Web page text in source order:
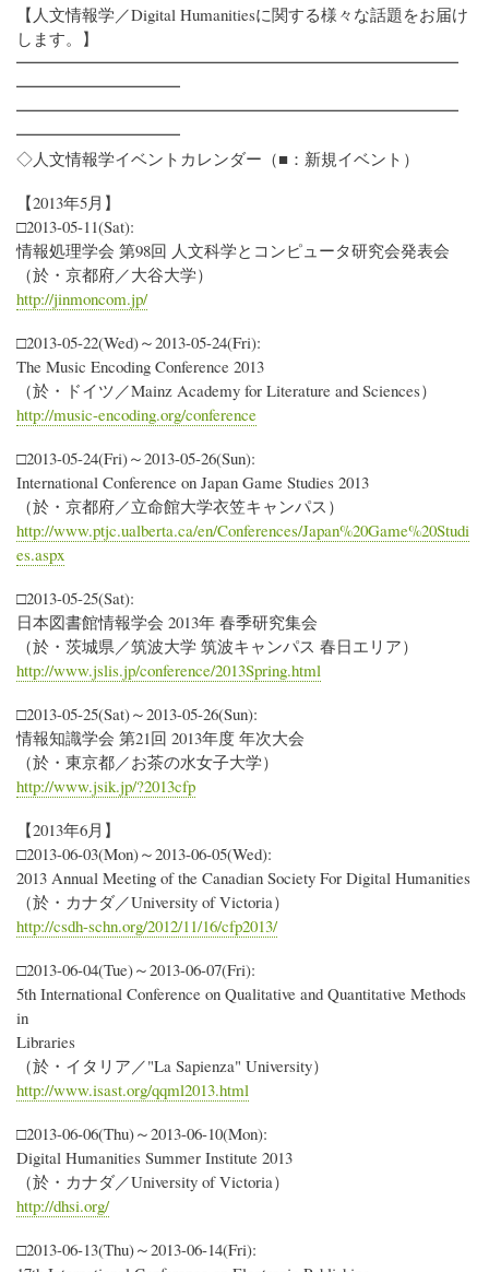
【人文情報学／Digital Humanitiesに関する様々な話題をお届け
します。】
━━━━━━━━━━━━━━━━━━━━━━━━━━━
━━━━━━━━━━
━━━━━━━━━━━━━━━━━━━━━━━━━━━
━━━━━━━━━━
◇人文情報学イベントカレンダー（■：新規イベント）
【2013年5月】
□2013-05-11(Sat):
情報処理学会 第98回 人文科学とコンピュータ研究会発表会
（於・京都府／大谷大学）
http://jinmoncom.jp/
□2013-05-22(Wed)～2013-05-24(Fri):
The Music Encoding Conference 2013
（於・ドイツ／Mainz Academy for Literature and Sciences）
http://music-encoding.org/conference
□2013-05-24(Fri)～2013-05-26(Sun):
International Conference on Japan Game Studies 2013
（於・京都府／立命館大学衣笠キャンパス）
http://www.ptjc.ualberta.ca/en/Conferences/Japan%20Game%20Studi
es.aspx
□2013-05-25(Sat):
日本図書館情報学会 2013年 春季研究集会
（於・茨城県／筑波大学 筑波キャンパス 春日エリア）
http://www.jslis.jp/conference/2013Spring.html
□2013-05-25(Sat)～2013-05-26(Sun):
情報知識学会 第21回 2013年度 年次大会
（於・東京都／お茶の水女子大学）
http://www.jsik.jp/?2013cfp
【2013年6月】
□2013-06-03(Mon)～2013-06-05(Wed):
2013 Annual Meeting of the Canadian Society For Digital Humanities
（於・カナダ／University of Victoria）
http://csdh-schn.org/2012/11/16/cfp2013/
□2013-06-04(Tue)～2013-06-07(Fri):
5th International Conference on Qualitative and Quantitative Methods
in
Libraries
（於・イタリア／"La Sapienza" University）
http://www.isast.org/qqml2013.html
□2013-06-06(Thu)～2013-06-10(Mon):
Digital Humanities Summer Institute 2013
（於・カナダ／University of Victoria）
http://dhsi.org/
□2013-06-13(Thu)～2013-06-14(Fri):